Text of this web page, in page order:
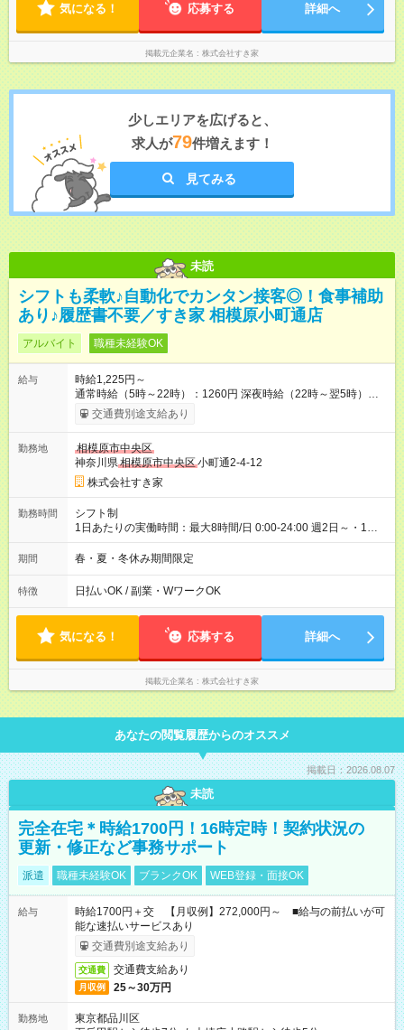
気になる！ 応募する 詳細へ
掲載元企業名 株式会社すき家
少しエリアを広げると、
求人が79件増えます！
見てみる
未読
シフトも柔軟♪自動化でカンタン接客◎！食事補助
あり♪履歴書不要／すき家 相模原小町通店
アルバイト 職種未経験OK
給与
時給1,225円～
通常時給（5時～22時）：1260円 深夜時給（22時～翌5時）：
1575円 高校生時給：1225円 【特別手当】早朝手当（5：00-9：
00）時給+150円 【試用期間】試用期間あり 試用期間の長さ：1
30日（※条件変更なし）ですが、切り上げで一ヶ月とさせてい
ただきます。 研修制度あり：15時間(研修中も同時給）
交通費別途支給あり
勤務地
相模原市中央区
神奈川県相模原市中央区小町通2-4-12
株式会社すき家
勤務時間
シフト制
1日あたりの実働時間：最大8時間/日 0:00-24:00 週2日～・1日
2h～OK ＜シフト例＞ 〇朝帯 5:00-9:00 〇昼帯 9:00-14:00 〇午
後帯 14:00-18:00 〇夜帯 18:00-22:00 〇深夜帯 22:00-翌5:00 基
ます♪
期間 春・夏・冬休み期間限定
特徴 日払いOK / 副業・WワークOK
気になる！ 応募する 詳細へ
掲載元企業名 株式会社すき家
あなたの閲覧履歴からのオススメ
掲載日：2026.08.07
未読
完全在宅＊時給1700円！16時定時！契約状況の
更新・修正など事務サポート
派遣 職種未経験OK ブランクOK WEB登録・面接OK
給与
時給1700円＋交 【月収例】272,000円～ ■給与の前払いが可
能な速払いサービスあり
交通費別途支給あり
交通費 交通費支給あり
月収例 25～30万円
勤務地
東京都品川区